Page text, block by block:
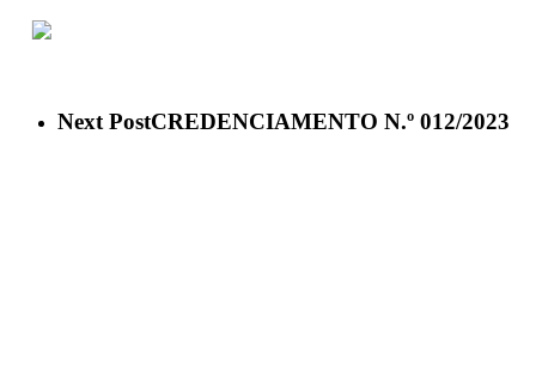
Next PostCREDENCIAMENTO N.º 012/2023